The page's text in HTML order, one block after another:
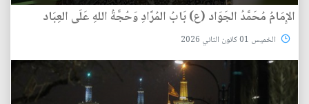
الإِمَامُ مُحَمَّدُ الجَوَاد (ع) بَابُ المُرًادِ وَحُجَّةُ اللهِ عَلَى العِبَاد
الخميس 01 كانون الثاني 2026